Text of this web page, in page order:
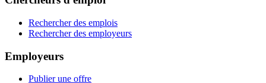
Rechercher des emplois
Rechercher des employeurs
Employeurs
Publier une offre